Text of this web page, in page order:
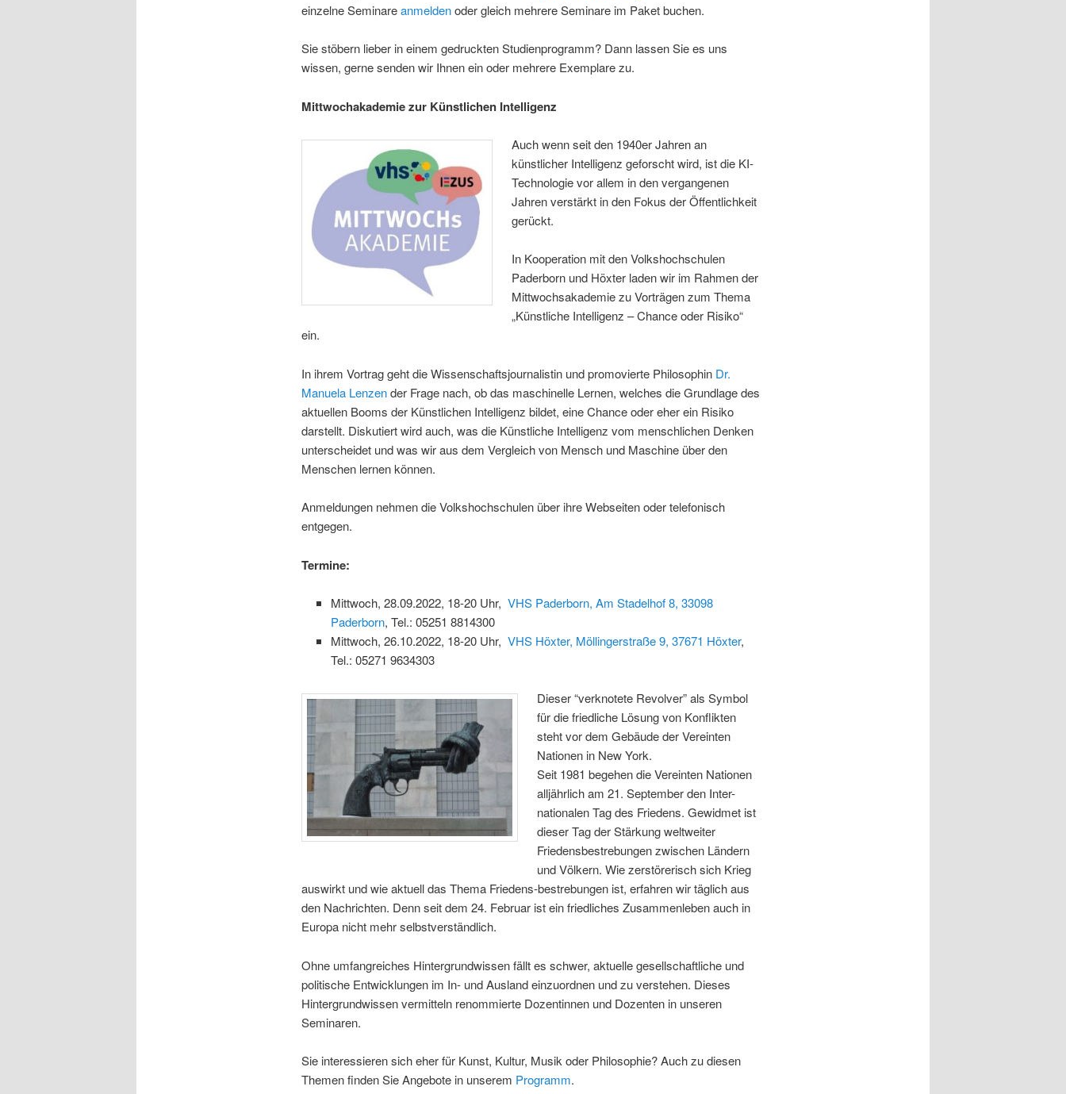
einzelne Seminareanmeldenoder gleich mehrere Seminare im Paket buchen.
Sie stöbern lieber in einem gedruckten Studienprogramm? Dann lassen Sie es uns
wissen, gerne senden wir Ihnen ein oder mehrere Exemplare zu.
Mittwochakademie zur Künstlichen Intelligenz
Auch wenn seit den 1940er Jahren an
künstlicher Intelligenz geforscht wird, ist die KI-
Technologie vor allem in den vergangenen
Jahren verstärkt in den Fokus der Öffentlichkeit
gerückt.
In Kooperation mit den Volkshochschulen
Paderborn und Höxter laden wir im Rahmen der
Mittwochsakademie zu Vorträgen zum Thema
„Künstliche Intelligenz – Chance oder Risiko“
ein.
In ihrem Vortrag geht die Wissenschaftsjournalistin und promovierte Philosophin Dr.
Manuela Lenzender Frage nach, ob das maschinelle Lernen, welches die Grundlage des
aktuellen Booms der Künstlichen Intelligenz bildet, eine Chance oder eher ein Risiko
darstellt. Diskutiert wird auch, was die Künstliche Intelligenz vom menschlichen Denken
unterscheidet und was wir aus dem Vergleich von Mensch und Maschine über den
Menschen lernen können.
Anmeldungen nehmen die Volkshochschulen über ihre Webseiten oder telefonisch
entgegen.
Termine:
Mittwoch, 28.09.2022, 18-20 Uhr,VHS Paderborn, Am Stadelhof 8, 33098
Paderborn, Tel.: 05251 8814300
Mittwoch, 26.10.2022, 18-20 Uhr,VHS Höxter, Möllingerstraße 9, 37671 Höxter,
Tel.: 05271 9634303
Dieser “verknotete Revolver” als Symbol
für die friedliche Lösung von Konflikten
steht vor dem Gebäude der Vereinten
Nationen in New York.
Seit 1981 begehen die Vereinten Nationen
alljährlich am 21. September den Inter-
nationalen Tag des Friedens. Gewidmet ist
dieser Tag der Stärkung weltweiter
Friedensbestrebungen zwischen Ländern
und Völkern. Wie zerstörerisch sich Krieg
auswirkt und wie aktuell das Thema Friedens-bestrebungen ist, erfahren wir täglich aus
den Nachrichten. Denn seit dem 24. Februar ist ein friedliches Zusammenleben auch in
Europa nicht mehr selbstverständlich.
Ohne umfangreiches Hintergrundwissen fällt es schwer, aktuelle gesellschaftliche und
politische Entwicklungen im In- und Ausland einzuordnen und zu verstehen. Dieses
Hintergrundwissen vermitteln renommierte Dozentinnen und Dozenten in unseren
Seminaren.
Sie interessieren sich eher für Kunst, Kultur, Musik oder Philosophie? Auch zu diesen
Themen finden Sie Angebote in unserem Programm.